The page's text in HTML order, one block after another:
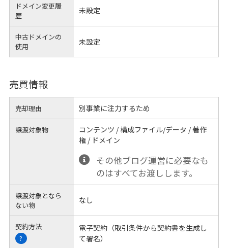
ドメイン変更履
歴
未設定
中古ドメインの
使用
未設定
売買情報
売却理由 別事業に注力するため
譲渡対象物
コンテンツ / 構成ファイル/データ / 著作
権 / ドメイン
その他ブログ運営に必要なも
のはすべてお渡しします。
譲渡対象となら
ない物
なし
契約方法
?
電子契約（取引条件から契約書を生成し
て署名）